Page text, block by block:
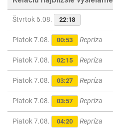
Štvrtok 6.08. 22:18
Piatok 7.08. 00:53 Repríza
Piatok 7.08. 02:15 Repríza
Piatok 7.08. 03:27 Repríza
Piatok 7.08. 03:57 Repríza
Piatok 7.08. 04:20 Repríza